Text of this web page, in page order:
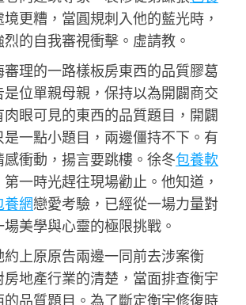
更糟，當圓規刺入他的藍光時，
的自我審視衝擊。虛請教。
審理的一路樣板房東西的品質膠葛
位單親母親，保持以為開闢商交
眼可見的東西的品質題目，開闢
一點小題目，兩邊僵持不下。有
衝動，揚言要跳樓。徐冬包養軟
一時光趕往現場勸止。他知道，
養網戀愛考驗，已經從一場力量對
美學與心靈的極限挑戰。
約上原原告兩邊一同前去涉案衡
地產行業的清楚，當面排查衡宇
的品質題目。為了斷定衡宇修復時